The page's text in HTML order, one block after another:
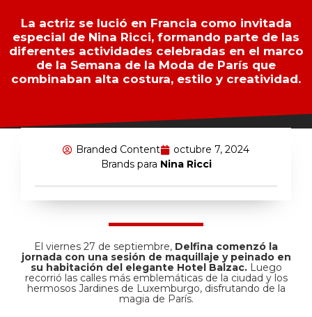
La actriz se lució en Francia como invitada
especial de Nina Ricci, formando parte de las
diferentes actividades celebradas en el marco
de la Semana de la Moda de París que
combinaban alta costura, estilo y creatividad.
Branded Content
octubre 7, 2024
Brands para Nina Ricci
El viernes 27 de septiembre, Delfina comenzó la
jornada con una sesión de maquillaje y peinado en
su habitación del elegante Hotel Balzac.Luego
recorrió las calles más emblemáticas de la ciudad y los
hermosos Jardines de Luxemburgo, disfrutando de la
magia de París.